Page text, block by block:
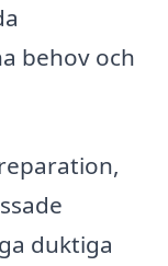
behov och
duktiga